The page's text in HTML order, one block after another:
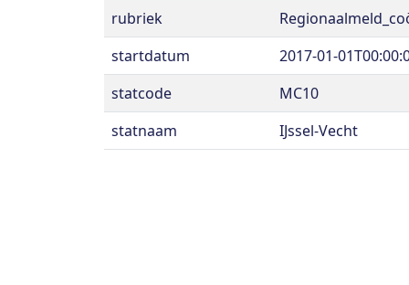
rubriek
startdatum
2017-01-
statcode
MC10
statnaam
IJssel-Vecht